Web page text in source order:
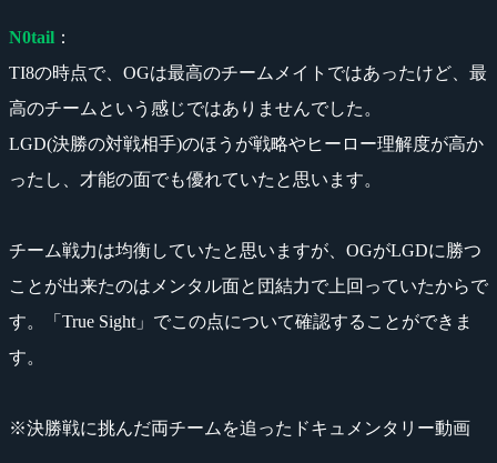
N0tail ：
TI8の時点で、OGは最高のチームメイトではあったけど、最
高のチームという感じではありませんでした。
LGD(決勝の対戦相手)のほうが戦略やヒーロー理解度が高か
ったし、才能の面でも優れていたと思います。
チーム戦力は均衡していたと思いますが、OGがLGDに勝つ
ことが出来たのはメンタル面と団結力で上回っていたからで
す。「True Sight」でこの点について確認することができま
す。
※決勝戦に挑んだ両チームを追ったドキュメンタリー動画